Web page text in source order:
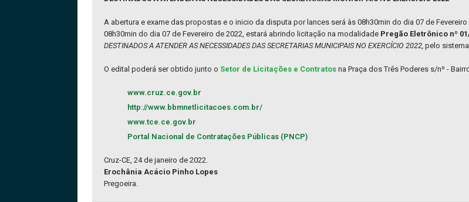
A abertura e exame das propostas e o inicio da disputa por lances será às 08h30min do dia 07 de
08h30min do dia 07 de Fevereiro de 2022, estará abrindo licitação na modalidade Pregão Eletrônico nº
DESTINADOS A ATENDER AS NECESSIDADES DAS SECRETARIAS MUNICIPAIS NO EXERCÍCIO 2022, pelo sistema
O edital poderá ser obtido junto o Setor de Licitações e Contratos na Praça dos Três Poderes s/nº -
www.cruz.ce.gov.br
http://www.bbmnetlicitacoes.com.br/
www.tce.ce.gov.br
Portal Nacional de Contratações Públicas (PNCP)
Cruz-CE, 24 de janeiro de 2022.
Erochânia Acácio Pinho Lopes
Pregoeira.